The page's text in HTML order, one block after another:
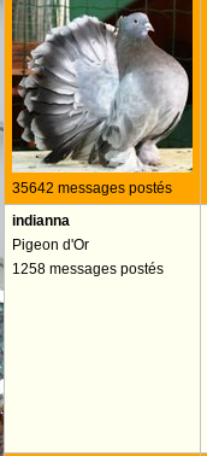
35642 messages postés
indianna
Pigeon d'Or
1258 messages postés